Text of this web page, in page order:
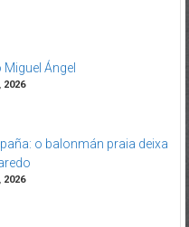
Ángel
o balonmán praia deixa